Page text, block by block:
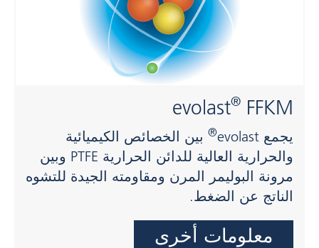
evolast® FFKM
يجمع evolast ® بين الخصائص الكيميائية
والحرارية العالية للدائن الحرارية PTFE وبين
مرونة البوليمر المرن ومقاومته الجيدة للتشوه
الناتج عن الضغط.
معلومات أخرى